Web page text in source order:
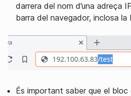
darrera del nom d’una adreça
barra del navegador, inclosa la
És important saber que el bloc